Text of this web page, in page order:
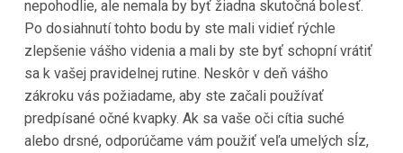
nepohodlie, ale nemala by byť žiadna skutočná bolesť.
Po dosiahnutí tohto bodu by ste mali vidieť rýchle
zlepšenie vášho videnia a mali by ste byť schopní vrátiť
sa k vašej pravidelnej rutine. Neskôr v deň vášho
zákroku vás požiadame, aby ste začali používať
predpísané očné kvapky. Ak sa vaše oči cítia suché
alebo drsné, odporúčame vám použiť veľa umelých sĺz,